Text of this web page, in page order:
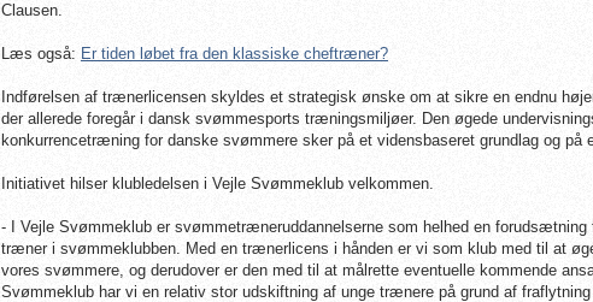
Clausen.
Læs også: Er tiden løbet fra den klassiske cheftræner?
Indførelsen af trænerlicensen skyldes et strategisk ønske om at sikre en endnu
der allerede foregår i dansk svømmesports træningsmiljøer. Den øgede
konkurrencetræning for danske svømmere sker på et vidensbaseret grundlag og på
Initiativet hilser klubledelsen i Vejle Svømmeklub velkommen.
- I Vejle Svømmeklub er svømmetræneruddannelserne som helhed en
træner i svømmeklubben. Med en trænerlicens i hånden er vi som klub med til at
vores svømmere, og derudover er den med til at målrette eventuelle kommende
Svømmeklub har vi en relativ stor udskiftning af unge trænere på grund af